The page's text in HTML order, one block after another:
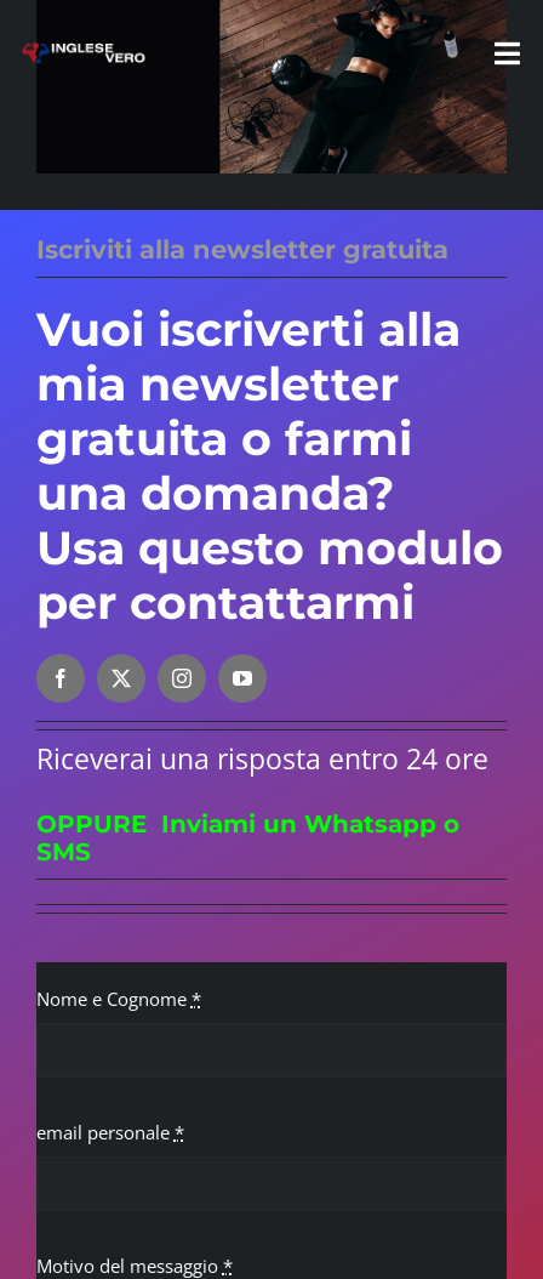
HOME
ABOUT US
RECENSIONI
ISCRIZIONI
BLOG
Iscriviti alla newsletter gratuita
Vuoi iscriverti alla
mia newsletter
gratuita o farmi
una domanda?
Usa questo modulo
per contattarmi
Riceverai una risposta entro 24 ore
OPPURE Inviami un Whatsapp o
SMS
Nome e Cognome *
email personale *
Motivo del messaggio *